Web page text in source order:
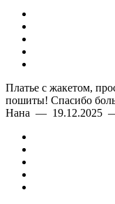
Платье с жакетом,
пошиты! Спасибо
Нана — 19.12.2025